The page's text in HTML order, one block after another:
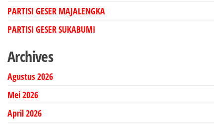
PARTISI GESER MAJALENGKA
PARTISI GESER SUKABUMI
Archives
Agustus 2026
Mei 2026
April 2026